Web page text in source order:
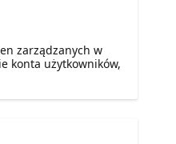
zarządzanych w
konta użytkowników,